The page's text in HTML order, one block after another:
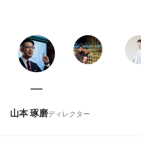
山本 琢磨ディレクター